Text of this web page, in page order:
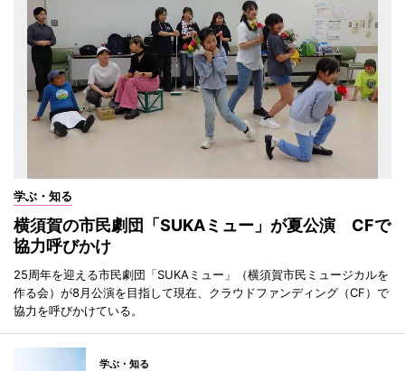
学ぶ・知る
横須賀の市民劇団「SUKAミュー」が夏公演 CFで
協力呼びかけ
25周年を迎える市民劇団「SUKAミュー」（横須賀市民ミュージカルを
作る会）が8月公演を目指して現在、クラウドファンディング（CF）で
協力を呼びかけている。
学ぶ・知る